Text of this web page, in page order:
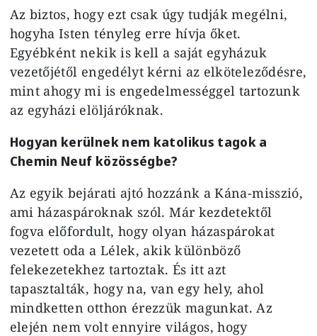
Az biztos, hogy ezt csak úgy tudják megélni,
hogyha Isten tényleg erre hívja őket.
Egyébként nekik is kell a saját egyházuk
vezetőjétől engedélyt kérni az elköteleződésre,
mint ahogy mi is engedelmességgel tartozunk
az egyházi elöljáróknak.
Hogyan kerülnek nem katolikus tagok a
Chemin Neuf közösségbe?
Az egyik bejárati ajtó hozzánk a Kána-misszió,
ami házaspároknak szól. Már kezdetektől
fogva előfordult, hogy olyan házaspárokat
vezetett oda a Lélek, akik különböző
felekezetekhez tartoztak. És itt azt
tapasztalták, hogy na, van egy hely, ahol
mindketten otthon érezzük magunkat. Az
elején nem volt ennyire világos, hogy